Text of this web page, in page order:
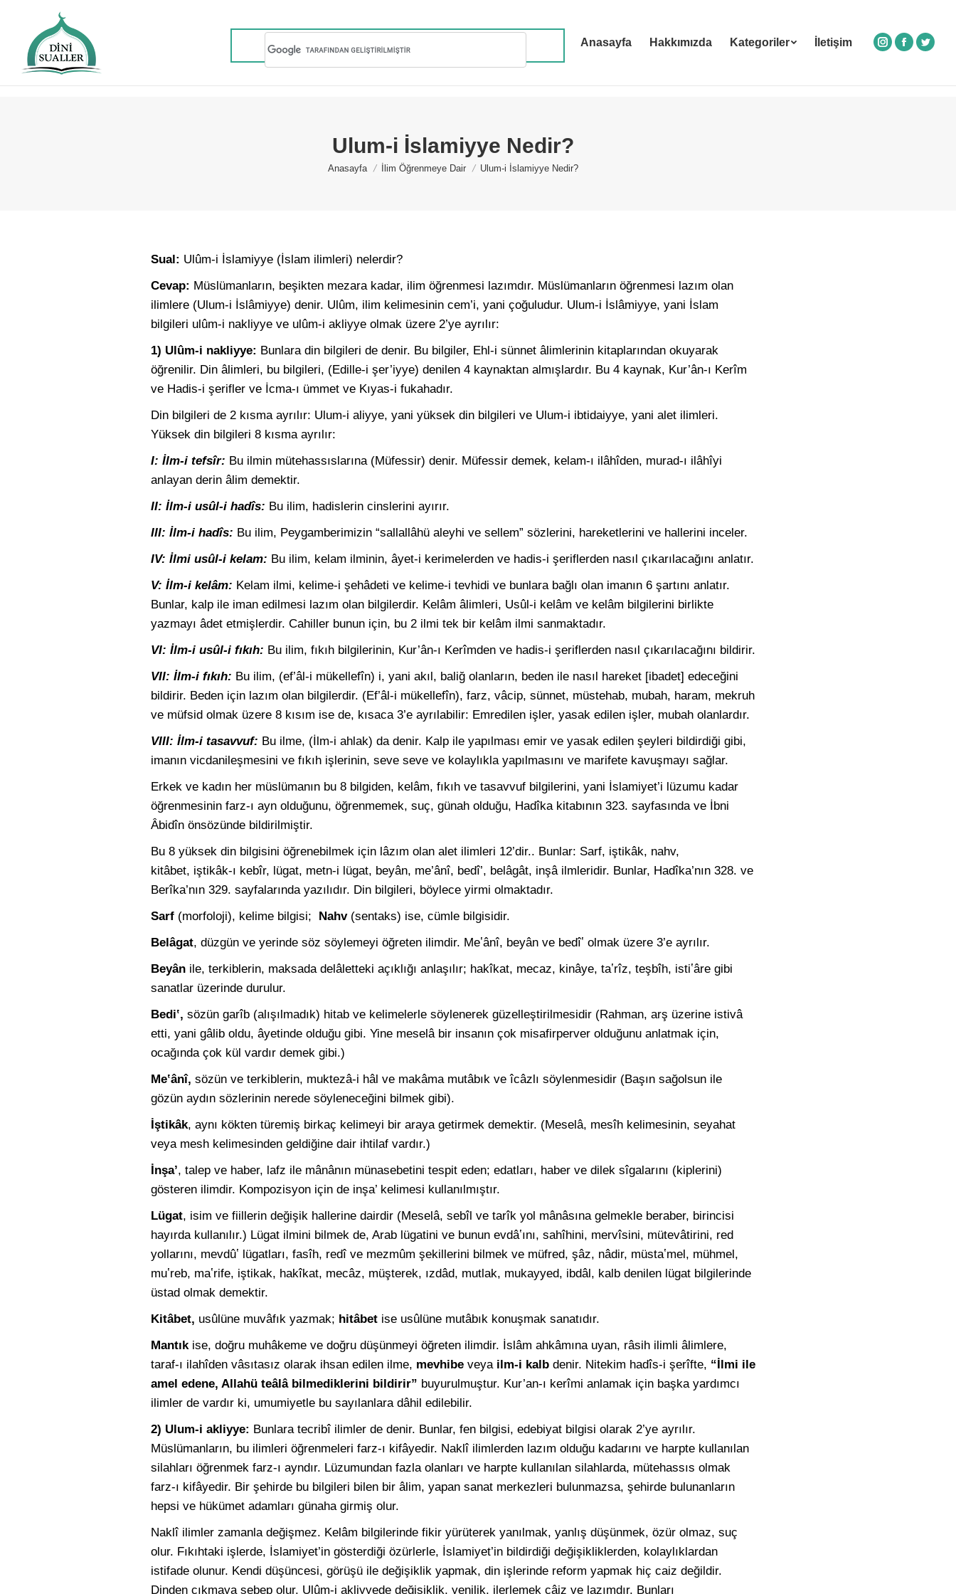
Anasayfa Hakkımızda Kategoriler İletişim
Instagram
Facebook
Ulum-i İslamiyye Nedir?
You are here:
Anasayfa İlim Öğrenmeye Dair Ulum-i İslamiyye Nedir?
Sual: Ulûm-i İslamiyye (İslam ilimleri) nelerdir?
Cevap: Müslümanların, beşikten mezara kadar, ilim öğrenmesi lazımdır. Müslümanların öğrenmesi lazım olan
ilimlere (Ulum-i İslâmiyye) denir. Ulûm, ilim kelimesinin cem’i, yani çoğuludur. Ulum-i İslâmiyye, yani İslam
bilgileri ulûm-i nakliyye ve ulûm-i akliyye olmak üzere 2’ye ayrılır:
1) Ulûm-i nakliyye: Bunlara din bilgileri de denir. Bu bilgiler, Ehl-i sünnet âlimlerinin kitaplarından okuyarak
öğrenilir. Din âlimleri, bu bilgileri, (Edille-i şer’iyye) denilen 4 kaynaktan almışlardır. Bu 4 kaynak, Kur’ân-ı Kerîm
ve Hadis-i şerifler ve İcma-ı ümmet ve Kıyas-i fukahadır.
Din bilgileri de 2 kısma ayrılır: Ulum-i aliyye, yani yüksek din bilgileri ve Ulum-i ibtidaiyye, yani alet ilimleri.
Yüksek din bilgileri 8 kısma ayrılır:
I: İlm-i tefsîr: Bu ilmin mütehassıslarına (Müfessir) denir. Müfessir demek, kelam-ı ilâhîden, murad-ı ilâhîyi
anlayan derin âlim demektir.
II: İlm-i usûl-i hadîs: Bu ilim, hadislerin cinslerini ayırır.
III: İlm-i hadîs: Bu ilim, Peygamberimizin “sallallâhü aleyhi ve sellem” sözlerini, hareketlerini ve hallerini inceler.
IV: İlmi usûl-i kelam: Bu ilim, kelam ilminin, âyet-i kerimelerden ve hadis-i şeriflerden nasıl çıkarılacağını anlatır.
V: İlm-i kelâm: Kelam ilmi, kelime-i şehâdeti ve kelime-i tevhidi ve bunlara bağlı olan imanın 6 şartını anlatır.
Bunlar, kalp ile iman edilmesi lazım olan bilgilerdir. Kelâm âlimleri, Usûl-i kelâm ve kelâm bilgilerini birlikte
yazmayı âdet etmişlerdir. Cahiller bunun için, bu 2 ilmi tek bir kelâm ilmi sanmaktadır.
VI: İlm-i usûl-i fıkıh: Bu ilim, fıkıh bilgilerinin, Kur’ân-ı Kerîmden ve hadis-i şeriflerden nasıl çıkarılacağını bildirir.
VII: İlm-i fıkıh: Bu ilim, (ef’âl-i mükellefîn) i, yani akıl, baliğ olanların, beden ile nasıl hareket [ibadet] edeceğini
bildirir. Beden için lazım olan bilgilerdir. (Ef’âl-i mükellefîn), farz, vâcip, sünnet, müstehab, mubah, haram, mekruh
ve müfsid olmak üzere 8 kısım ise de, kısaca 3’e ayrılabilir: Emredilen işler, yasak edilen işler, mubah olanlardır.
VIII: İlm-i tasavvuf: Bu ilme, (İlm-i ahlak) da denir. Kalp ile yapılması emir ve yasak edilen şeyleri bildirdiği gibi,
imanın vicdanileşmesini ve fıkıh işlerinin, seve seve ve kolaylıkla yapılmasını ve marifete kavuşmayı sağlar.
Erkek ve kadın her müslümanın bu 8 bilgiden, kelâm, fıkıh ve tasavvuf bilgilerini, yani İslamiyet’i lüzumu kadar
öğrenmesinin farz-ı ayn olduğunu, öğrenmemek, suç, günah olduğu, Hadîka kitabının 323. sayfasında ve İbni
Âbidîn önsözünde bildirilmiştir.
Bu 8 yüksek din bilgisini öğrenebilmek için lâzım olan alet ilimleri 12’dir.. Bunlar: Sarf, iştikâk, nahv,
kitâbet, iştikâk-ı kebîr, lügat, metn-i lügat, beyân, me’ânî, bedî’, belâgât, inşâ ilmleridir. Bunlar, Hadîka’nın 328. ve
Berîka’nın 329. sayfalarında yazılıdır. Din bilgileri, böylece yirmi olmaktadır.
Sarf (morfoloji), kelime bilgisi; Nahv(sentaks) ise, cümle bilgisidir.
Belâgat, düzgün ve yerinde söz söylemeyi öğreten ilimdir. Meʽânî, beyân ve bedîʽ olmak üzere 3’e ayrılır.
Beyân ile, terkiblerin, maksada delâletteki açıklığı anlaşılır; hakîkat, mecaz, kinâye, taʽrîz, teşbîh, istiʽâre gibi
sanatlar üzerinde durulur.
Bediʽ, sözün garîb (alışılmadık) hitab ve kelimelerle söylenerek güzelleştirilmesidir (Rahman, arş üzerine istivâ
etti, yani gâlib oldu, âyetinde olduğu gibi. Yine meselâ bir insanın çok misafirperver olduğunu anlatmak için,
ocağında çok kül vardır demek gibi.)
Meʽânî, sözün ve terkiblerin, muktezâ-i hâl ve makâma mutâbık ve îcâzlı söylenmesidir (Başın sağolsun ile
gözün aydın sözlerinin nerede söyleneceğini bilmek gibi).
İştikâk, aynı kökten türemiş birkaç kelimeyi bir araya getirmek demektir. (Meselâ, mesîh kelimesinin, seyahat
veya mesh kelimesinden geldiğine dair ihtilaf vardır.)
İnşa’, talep ve haber, lafz ile mânânın münasebetini tespit eden; edatları, haber ve dilek sîgalarını (kiplerini)
gösteren ilimdir. Kompozisyon için de inşa’ kelimesi kullanılmıştır.
Lügat, isim ve fiillerin değişik hallerine dairdir (Meselâ, sebîl ve tarîk yol mânâsına gelmekle beraber, birincisi
hayırda kullanılır.) Lügat ilmini bilmek de, Arab lügatini ve bunun evdâʽını, sahîhini, mervîsini, mütevâtirini, red
yollarını, mevdûʽ lügatları, fasîh, redî ve mezmûm şekillerini bilmek ve müfred, şâz, nâdir, müstaʽmel, mühmel,
muʽreb, maʽrife, iştikak, hakîkat, mecâz, müşterek, ızdâd, mutlak, mukayyed, ibdâl, kalb denilen lügat bilgilerinde
üstad olmak demektir.
Kitâbet, usûlüne muvâfık yazmak; hitâbet ise usûlüne mutâbık konuşmak sanatıdır.
Mantıkise, doğru muhâkeme ve doğru düşünmeyi öğreten ilimdir. İslâm ahkâmına uyan, râsih ilimli âlimlere,
taraf-ı ilahîden vâsıtasız olarak ihsan edilen ilme, mevhibe veya ilm-i kalb denir. Nitekim hadîs-i şerîfte, “İlmi ile
amel edene, Allahü teâlâ bilmediklerini bildirir” buyurulmuştur. Kur’an-ı kerîmi anlamak için başka yardımcı
ilimler de vardır ki, umumiyetle bu sayılanlara dâhil edilebilir.
2) Ulum-i akliyye: Bunlara tecribî ilimler de denir. Bunlar, fen bilgisi, edebiyat bilgisi olarak 2’ye ayrılır.
Müslümanların, bu ilimleri öğrenmeleri farz-ı kifâyedir. Naklî ilimlerden lazım olduğu kadarını ve harpte kullanılan
silahları öğrenmek farz-ı ayndır. Lüzumundan fazla olanları ve harpte kullanılan silahlarda, mütehassıs olmak
farz-ı kifâyedir. Bir şehirde bu bilgileri bilen bir âlim, yapan sanat merkezleri bulunmazsa, şehirde bulunanların
hepsi ve hükümet adamları günaha girmiş olur.
Naklî ilimler zamanla değişmez. Kelâm bilgilerinde fikir yürüterek yanılmak, yanlış düşünmek, özür olmaz, suç
olur. Fıkıhtaki işlerde, İslamiyet’in gösterdiği özürlerle, İslamiyet’in bildirdiği değişikliklerden, kolaylıklardan
istifade olunur. Kendi düşüncesi, görüşü ile değişiklik yapmak, din işlerinde reform yapmak hiç caiz değildir.
Dinden çıkmaya sebep olur. Ulûm-i akliyyede değişiklik, yenilik, ilerlemek câiz ve lazımdır. Bunları